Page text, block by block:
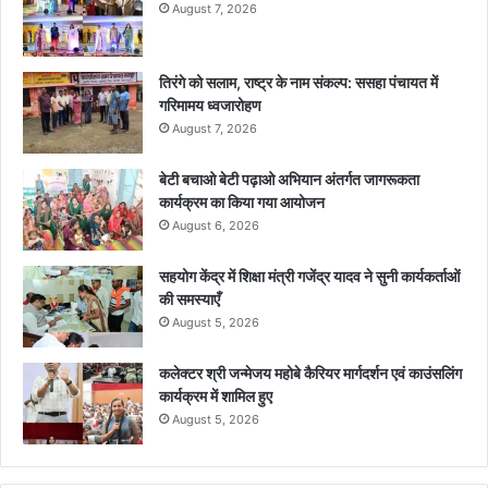
August 7, 2026
तिरंगे को सलाम, राष्ट्र के नाम संकल्प: ससहा पंचायत में
गरिमामय ध्वजारोहण
August 7, 2026
बेटी बचाओ बेटी पढ़ाओ अभियान अंतर्गत जागरूकता
कार्यक्रम का किया गया आयोजन
August 6, 2026
सहयोग केंद्र में शिक्षा मंत्री गजेंद्र यादव ने सुनी कार्यकर्ताओं
की समस्याएँ
August 5, 2026
कलेक्टर श्री जन्मेजय महोबे कैरियर मार्गदर्शन एवं काउंसलिंग
कार्यक्रम में शामिल हुए
August 5, 2026